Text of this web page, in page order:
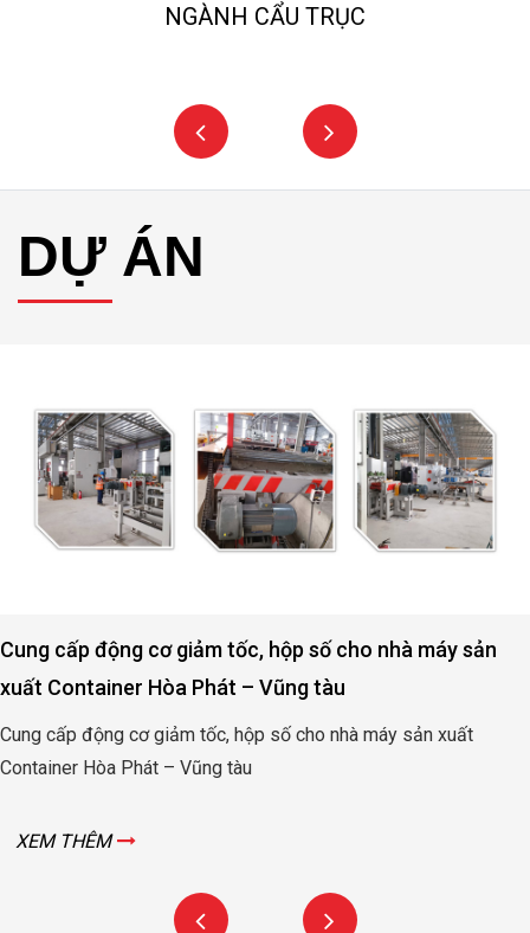
NGÀNH CẨU TRỤC
DỰ ÁN
Cung cấp động cơ giảm tốc, hộp số cho nhà máy sản
xuất Container Hòa Phát – Vũng tàu
Cung cấp động cơ giảm tốc, hộp số cho nhà máy sản xuất
Container Hòa Phát – Vũng tàu
XEM THÊM